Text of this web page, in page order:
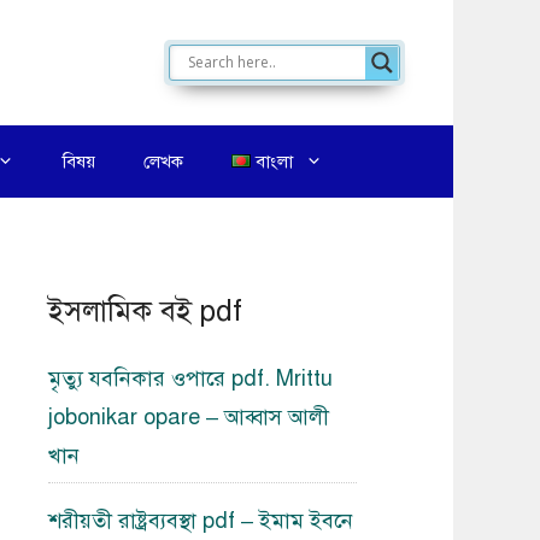
বিষয় লেখক বাংলা
ইসলামিক বই pdf
মৃত্যু যবনিকার ওপারে pdf. Mrittu
jobonikar opare – আব্বাস আলী
খান
শরীয়তী রাষ্ট্রব্যবস্থা pdf – ইমাম ইবনে